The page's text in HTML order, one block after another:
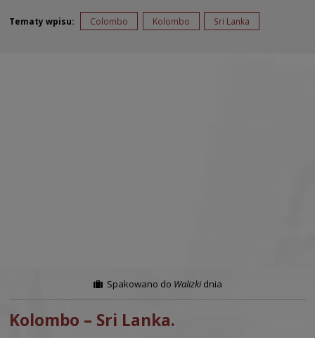
Tematy wpisu: Colombo Kolombo Sri Lanka
Spakowano do Walizkidnia
Kolombo – Sri Lanka.